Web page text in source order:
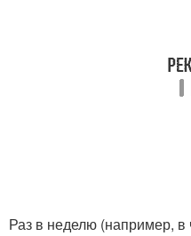
Раз в неделю (например, в